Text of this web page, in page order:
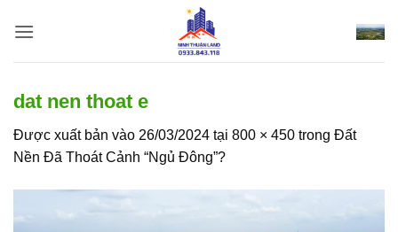
qua
dat nen thoat e
Được xuất bản vào 26/03/2024 tại 800 × 450 trong Đất
Nền Đã Thoát Cảnh “Ngủ Đông”?